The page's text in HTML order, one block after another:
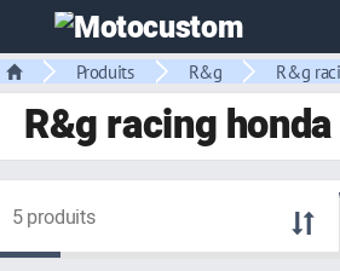
Produits R&g R&g
R&g racing
5 produits